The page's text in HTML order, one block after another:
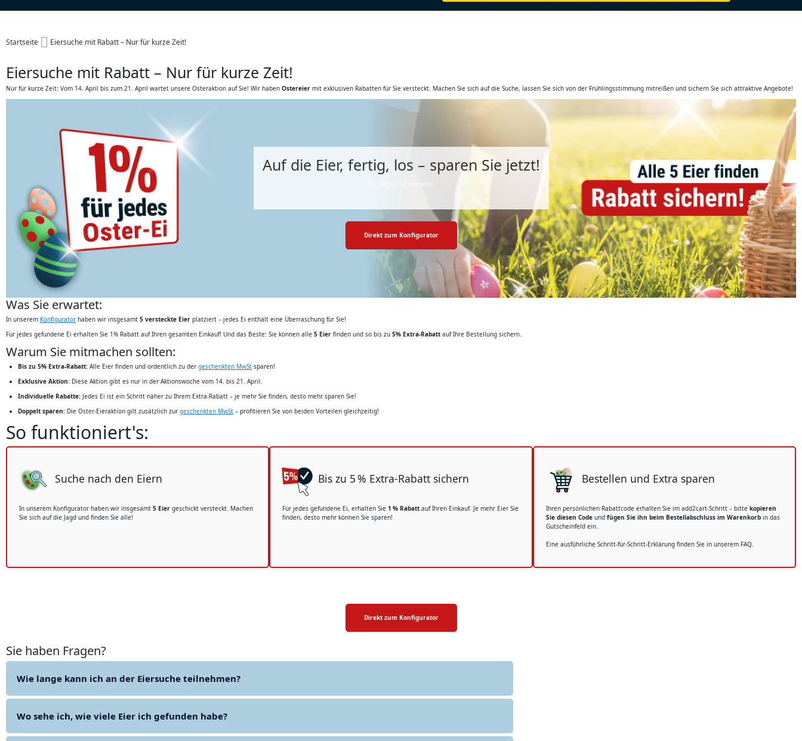
Startseite Eiersuche mit Rabatt – Nur für kurze Zeit!
Eiersuche mit Rabatt – Nur für kurze Zeit!
Nur für kurze Zeit: Vom 14. April bis zum 21. April wartet unsere Osteraktion auf Sie! Wir haben Ostereier mit exklusiven Rabatten für Sie versteckt. Machen Sie sich auf die Suche, lassen Sie sich von der Frühlingsstimmung mitreißen und sichern Sie sich attraktive Angebote!
Auf die Eier, fertig, los – sparen Sie jetzt!
Die Aktion ist beendet!
Direkt zum Konfigurator
Was Sie erwartet:
In unserem Konfigurator haben wir insgesamt 5 versteckte Eier platziert – jedes Ei enthält eine Überraschung für Sie!
Für jedes gefundene Ei erhalten Sie 1% Rabatt auf Ihren gesamten Einkauf! Und das Beste: Sie können alle 5 Eier finden und so bis zu 5% Extra-Rabatt auf Ihre Bestellung sichern.
Warum Sie mitmachen sollten:
Bis zu 5% Extra-Rabatt: Alle Eier finden und ordentlich zu der geschenkten MwSt sparen!
Exklusive Aktion: Diese Aktion gibt es nur in der Aktionswoche vom 14. bis 21. April.
Individuelle Rabatte: Jedes Ei ist ein Schritt näher zu Ihrem Extra-Rabatt – je mehr Sie finden, desto mehr sparen Sie!
Doppelt sparen: Die Oster-Eieraktion gilt zusätzlich zur geschenkten MwSt – profitieren Sie von beiden Vorteilen gleichzeitig!
So funktioniert's:
Suche nach den Eiern
In unserem Konfigurator haben wir insgesamt 5 Eier geschickt versteckt. Machen
Sie sich auf die Jagd und finden Sie alle!
Bis zu 5 % Extra-Rabatt sichern
Für jedes gefundene Ei, erhalten Sie1 % Rabatt auf Ihren Einkauf. Je mehr Eier Sie
finden, desto mehr können Sie sparen!
Bestellen und Extra sparen
Ihren persönlichen Rabattcode erhalten Sie im add2cart-Schritt – bitte kopieren
Sie diesen Codeund fügen Sie ihn beim Bestellabschluss im Warenkorbin das
Gutscheinfeld ein.
Eine ausführliche Schritt-für-Schritt-Erklärung finden Sie in unserem FAQ.
Direkt zum Konfigurator
Sie haben Fragen?
Wie lange kann ich an der Eiersuche teilnehmen?
Wo sehe ich, wie viele Eier ich gefunden habe?